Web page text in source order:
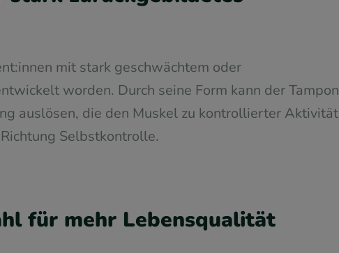
mit stark geschwächtem oder
worden. Durch seine Form kann der Tampon
auslösen, die den Muskel zu kontrollierter Aktivität
Selbstkontrolle.
für mehr Lebensqualität